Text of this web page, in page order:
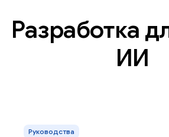
Разработка
ИИ
Руководства